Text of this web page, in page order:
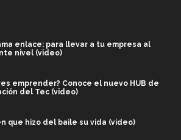
enlace: para llevar a tu empresa al
nivel (video)
emprender? Conoce el nuevo HUB de
del Tec (video)
que hizo del baile su vida (video)